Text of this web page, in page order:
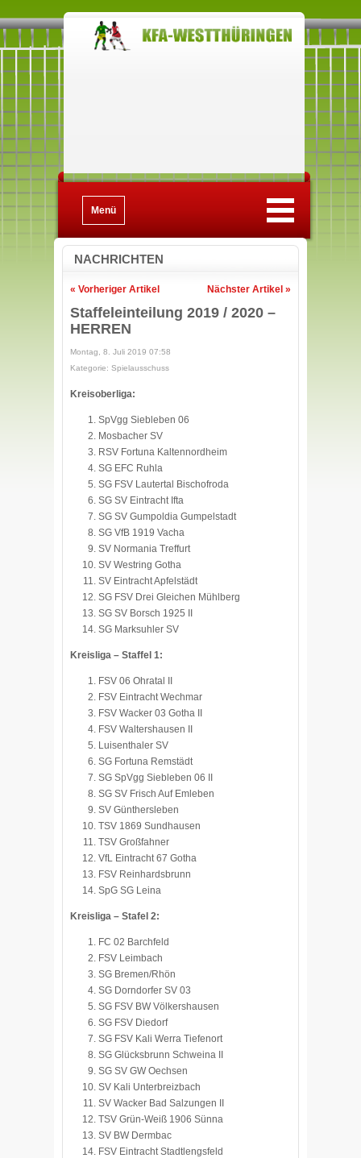
Menü
NACHRICHTEN
Nächster Artikel »
« Vorheriger Artikel
Staffeleinteilung 2019 / 2020 –
HERREN
Montag, 8. Juli 2019 07:58
Kategorie: Spielausschuss
Kreisoberliga:
SpVgg Siebleben 06
Mosbacher SV
RSV Fortuna Kaltennordheim
SG EFC Ruhla
SG FSV Lautertal Bischofroda
SG SV Eintracht Ifta
SG SV Gumpoldia Gumpelstadt
SG VfB 1919 Vacha
SV Normania Treffurt
SV Westring Gotha
SV Eintracht Apfelstädt
SG FSV Drei Gleichen Mühlberg
SG SV Borsch 1925 II
SG Marksuhler SV
Kreisliga – Staffel 1:
FSV 06 Ohratal II
FSV Eintracht Wechmar
FSV Wacker 03 Gotha II
FSV Waltershausen II
Luisenthaler SV
SG Fortuna Remstädt
SG SpVgg Siebleben 06 II
SG SV Frisch Auf Emleben
SV Günthersleben
TSV 1869 Sundhausen
TSV Großfahner
VfL Eintracht 67 Gotha
FSV Reinhardsbrunn
SpG SG Leina
Kreisliga – Stafel 2:
FC 02 Barchfeld
FSV Leimbach
SG Bremen/Rhön
SG Dorndorfer SV 03
SG FSV BW Völkershausen
SG FSV Diedorf
SG FSV Kali Werra Tiefenort
SG Glücksbrunn Schweina II
SG SV GW Oechsen
SV Kali Unterbreizbach
SV Wacker Bad Salzungen II
TSV Grün-Weiß 1906 Sünna
SV BW Dermbac
FSV Eintracht Stadtlengsfeld